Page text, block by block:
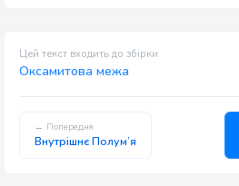
Цей текст входить до збірки
Оксамитова межа
← Попередня
Внутрішнє Полум’я